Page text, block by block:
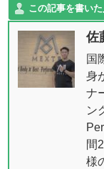
この記事を書いた
佐
国
身
ナ
ン
間
様